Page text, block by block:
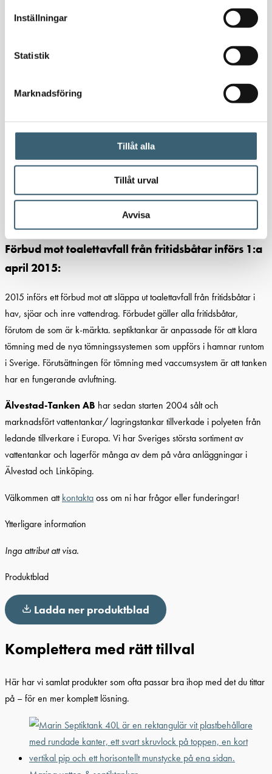
Inställningar
Statistik
Marknadsföring
Tillåt alla
Tillåt urval
Avvisa
Vikt (kg): 4
Att investera i en Septiktank från Älvestad-Tanken AB är tryggt. Vi har
lång erfarenhet av vattentankar / bufferttankar / drickvattentankar /
regnvattentankar / avloppstankar och jobbar endast med tillverkare
som levererar tankar av högsta kvalité.Kontakta
ha vägledning eller har frågor angående våra vattentankar och
Förbud mot toalettavfall från fritidsbåtar införs 1:a
april 2015:
2015 införs ett förbud mot att släppa ut toalettavfall från fritidsbåtar i
hav, sjöar och inre vattendrag. Förbudet gäller alla fritidsbåtar,
förutom de som är k-märkta. septiktankar är anpassade för att klara
tömning med de nya tömningssystemen som uppförs i hamnar runtom
i Sverige. Förutsättningen för tömning med vaccumsystem är att tanken
har en fungerande avluftning.
Älvestad-Tanken AB har sedan starten 2004 sålt och
marknadsfört vattentankar/ lagringstankar tillverkade i polyeten från
ledande tillverkare i Europa. Vi har Sveriges största sortiment av
vattentankar och lagerför många av dem på våra anläggningar i
Älvestad och Linköping.
Välkommen attkontaktaoss om ni har frågor eller funderingar!
Ytterligare information
Inga attribut att visa.
Produktblad
Ladda ner produktblad
Komplettera med rätt tillval
Här har vi samlat produkter som ofta passar bra ihop med det du tittar
på – för en mer komplett lösning.